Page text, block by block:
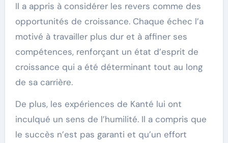
Il a appris à considérer les revers comme des
opportunités de croissance. Chaque échec l’a
motivé à travailler plus dur et à affiner ses
compétences, renforçant un état d’esprit de
croissance qui a été déterminant tout au long
de sa carrière.
De plus, les expériences de Kanté lui ont
inculqué un sens de l’humilité. Il a compris que
le succès n’est pas garanti et qu’un effort